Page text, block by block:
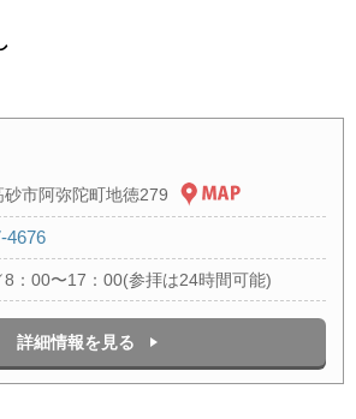
砂市阿弥陀町地徳279
4676
8：00〜17：00(参拝は24時間可能)
詳細情報を見る